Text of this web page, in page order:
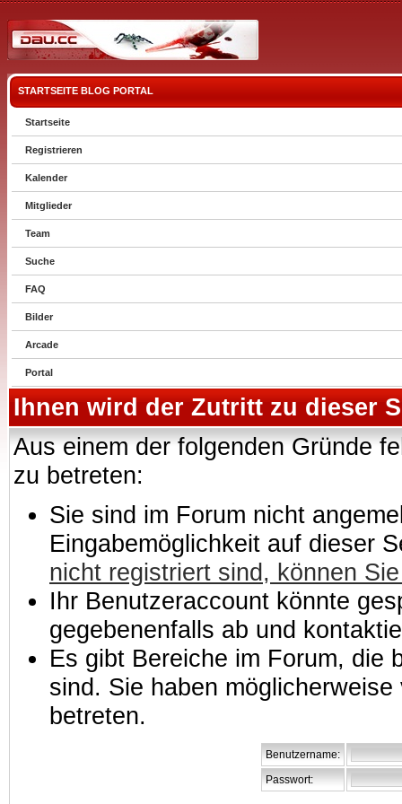
STARTSEITE BLOG PORTAL
Startseite
Registrieren
Kalender
Mitglieder
Team
Suche
FAQ
Bilder
Arcade
Portal
Ihnen wird der Zutritt zu dieser
Aus einem der folgenden Gründe
zu betreten:
Sie sind im Forum nicht
Eingabemöglichkeit auf dieser
nicht registriert sind, können
Ihr Benutzeraccount könnte
gegebenenfalls ab und
Es gibt Bereiche im Forum, die
sind. Sie haben
betreten.
Benutzername:
Passwort: